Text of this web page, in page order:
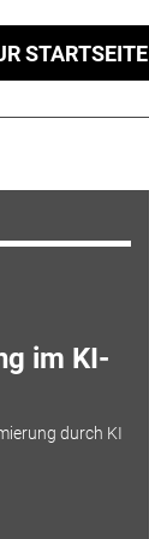
STARTSEITE
im KI-
durch KI